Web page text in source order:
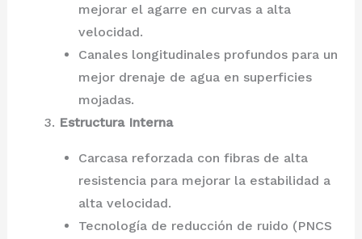
mejorar el agarre en curvas a alta
velocidad.
Canales longitudinales profundos para un
mejor drenaje de agua en superficies
mojadas.
Estructura Interna
Carcasa reforzada con fibras de alta
resistencia para mejorar la estabilidad a
alta velocidad.
Tecnología de reducción de ruido (PNCS